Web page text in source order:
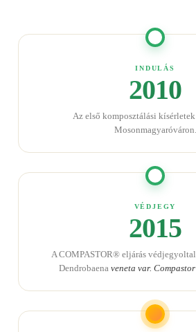
INDULÁS
2010
Az első komposztálási
Mosonmagyaróváron.
VÉDJEGY
2015
A COMPASTOR® eljárás
Dendrobaena veneta var. Compastor